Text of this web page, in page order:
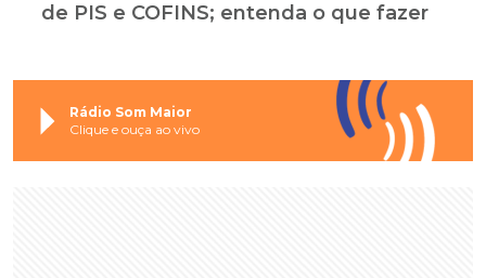
de PIS e COFINS; entenda o que fazer
Rádio Som Maior
Clique e ouça ao vivo